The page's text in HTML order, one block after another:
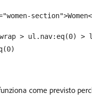
> ul.nav:eq(0) >
come previsto